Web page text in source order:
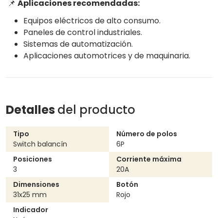
📌 Aplicaciones recomendadas:
Equipos eléctricos de alto consumo.
Paneles de control industriales.
Sistemas de automatización.
Aplicaciones automotrices y de maquinaria.
Detalles del producto
Tipo
Switch balancín
Número de polos
6P
Posiciones
3
Corriente máxima
20A
Dimensiones
31x25 mm
Botón
Rojo
Indicador